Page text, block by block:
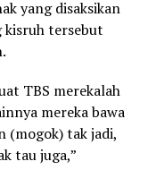
yang disaksikan
kisruh tersebut
TBS merekalah
mereka bawa
(mogok) tak jadi,
tau juga,”